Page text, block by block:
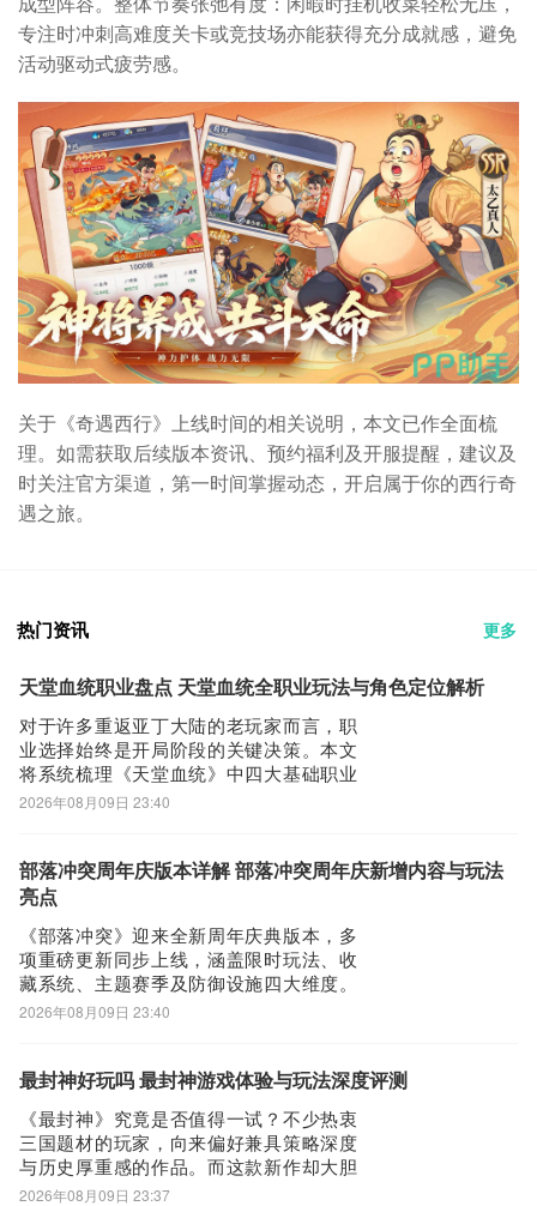
专注时冲刺高难度关卡或竞技场亦能获得充分成就感，避免
活动驱动式疲劳感。
关于《奇遇西行》上线时间的相关说明，本文已作全面梳
理。如需获取后续版本资讯、预约福利及开服提醒，建议及
时关注官方渠道，第一时间掌握动态，开启属于你的西行奇
遇之旅。
热门资讯 更多
天堂血统职业盘点 天堂血统全职业玩法与角色定位解析
对于许多重返亚丁大陆的老玩家而言，职
业选择始终是开局阶段的关键决策。本文
将系统梳理《天堂血统》中四大基础职业
的核心定位与实战价值，帮助玩家依据自
做出更契合长期体验的职业规划。人类战
士作为经典近战职业，具备极高的生存容
错率。其基础
2026年08月09日 23:40
部落冲突周年庆版本详解 部落冲突周年庆新增内容与玩法
亮点
《部落冲突》迎来全新周年庆典版本，多
项重磅更新同步上线，涵盖限时玩法、收
藏系统、主题赛季及防御设施四大维度。
所有新增内容均面向满足大本营等级门槛
日委托系统”，持续整整三十天。村庄中将
即可接取
2026年08月09日 23:40
最封神好玩吗 最封神游戏体验与玩法深度评测
《最封神》究竟是否值得一试？不少热衷
三国题材的玩家，向来偏好兼具策略深度
与历史厚重感的作品。而这款新作却大胆
重构传统——将耳熟能详的三国武将悉数
2026年08月09日 23:37